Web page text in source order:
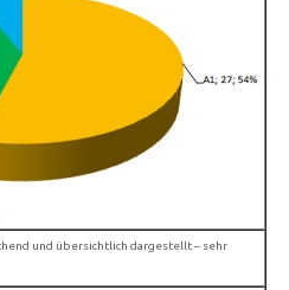
und übersichtlich dargestellt – sehr